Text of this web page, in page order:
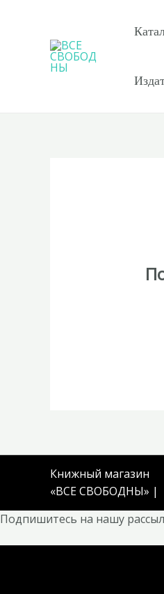
содержимому
Книжный магазин
«ВСЕ СВОБОДНЫ» |
Подпишитесь на нашу